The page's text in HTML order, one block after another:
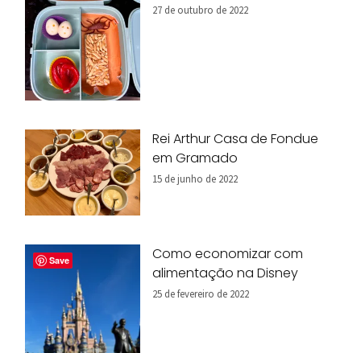
27 de outubro de 2022
Rei Arthur Casa de Fondue
em Gramado
15 de junho de 2022
Como economizar com
alimentação na Disney
25 de fevereiro de 2022
Save